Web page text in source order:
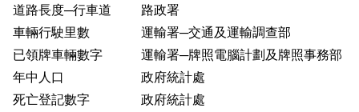
道路長度─行車道 路政署
車輛行駛里數
運輸署─交通及運輸調查部
已領牌車輛數字
運輸署─牌照電腦計劃及牌照事務部
年中人口
政府統計處
死亡登記數字
政府統計處